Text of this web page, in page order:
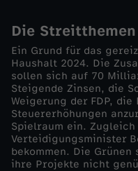
l
-
Z
o
Die
Ein Grund für das
Haushalt 2024. Die
sollen sich auf 70
Steigende Zinsen, die
Weigerung der FDP, die
Steuererhöhungen
Spielraum ein.
Verteidigungsminister
bekommen. Die
ihre Projekte nicht